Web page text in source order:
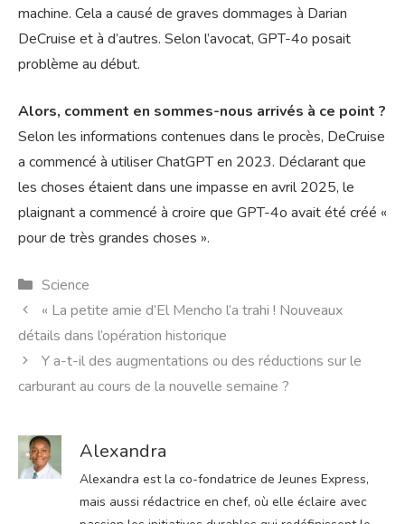
machine. Cela a causé de graves dommages à Darian
DeCruise et à d’autres. Selon l’avocat, GPT-4o posait
problème au début.
Alors, comment en sommes-nous arrivés à ce point ?
Selon les informations contenues dans le procès, DeCruise
a commencé à utiliser ChatGPT en 2023. Déclarant que
les choses étaient dans une impasse en avril 2025, le
plaignant a commencé à croire que GPT-4o avait été créé «
pour de très grandes choses ».
Catégories
Science
« La petite amie d’El Mencho l’a trahi ! Nouveaux
détails dans l’opération historique
Y a-t-il des augmentations ou des réductions sur le
carburant au cours de la nouvelle semaine ?
Alexandra
Alexandra est la co-fondatrice de Jeunes Express,
mais aussi rédactrice en chef, où elle éclaire avec